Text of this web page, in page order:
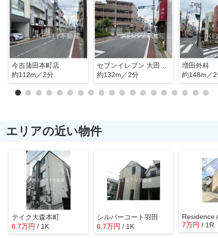
今吉蒲田本町店
約112m／2分
セブンイレブン 大田区蒲田本町2丁目店
約132m／2分
増田外科
約148m／
エリアの近い物件
テイク大森本町
6.7万円 / 1K
シルバーコート羽田
6.7万円 / 1K
Residence
7万円 / 1R